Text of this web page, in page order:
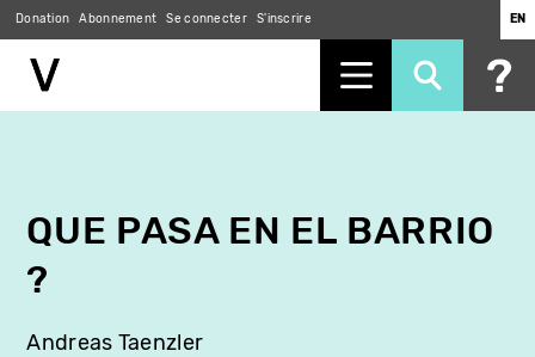
Donation Abonnement Se connecter S'inscrire EN
QUE PASA EN EL BARRIO
?
Andreas Taenzler